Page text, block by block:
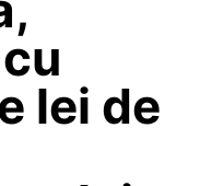
lei de